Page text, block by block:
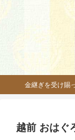
金継ぎを受け賜
越前 おはぐ